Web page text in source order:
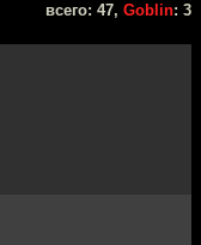
всего: 47, Goblin: 3